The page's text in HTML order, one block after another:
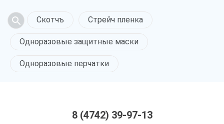
Скотчъ Стрейч пленка
Одноразовые защитные маски
Одноразовые перчатки
8 (4742) 39-97-13